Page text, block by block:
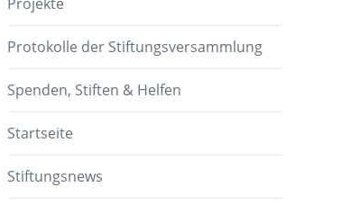
Protokolle der Stiftungsversammlung
Spenden, Stiften & Helfen
Startseite
Stiftungsnews